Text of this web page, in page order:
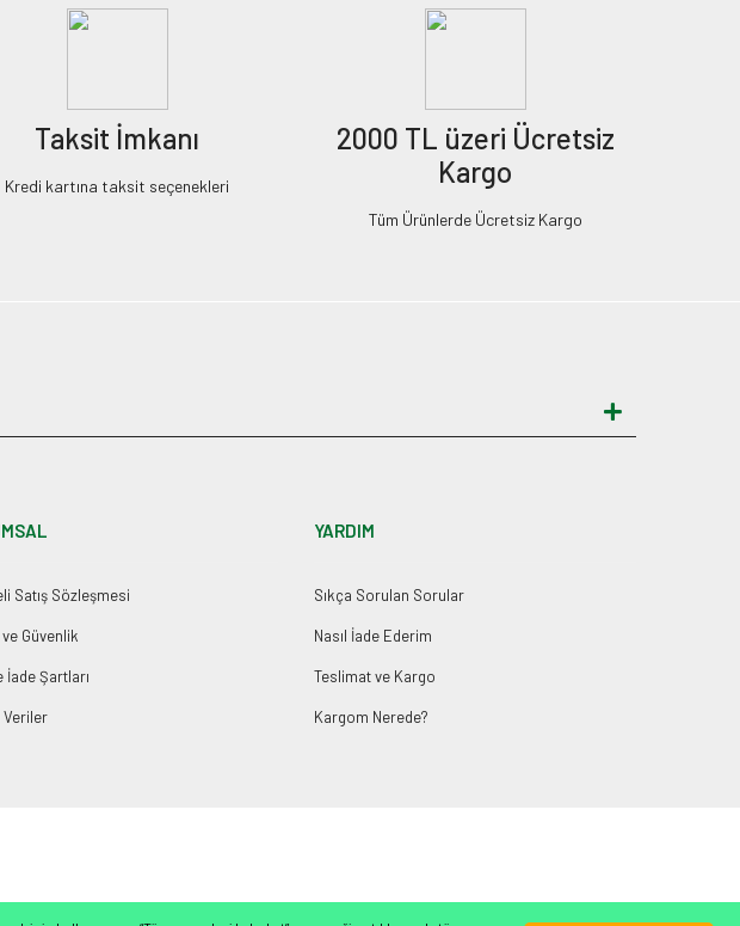
Taksit İmkanı
Kredi kartına taksit seçenekleri
2000 TL üzeri Ücretsiz
Kargo
Tüm Ürünlerde Ücretsiz Kargo
Satış Sözleşmesi
Güvenlik
İade Şartları
Veriler
YARDIM
Sıkça Sorulan Sorular
Nasıl İade Ederim
Teslimat ve Kargo
Kargom Nerede?